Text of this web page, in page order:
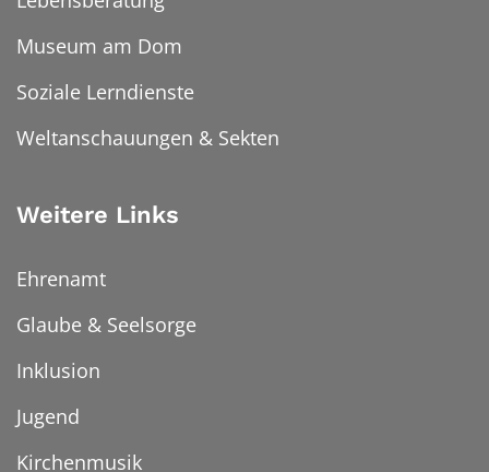
Museum am Dom
Soziale Lerndienste
Weltanschauungen & Sekten
Weitere Links
Ehrenamt
Glaube & Seelsorge
Inklusion
Jugend
Kirchenmusik